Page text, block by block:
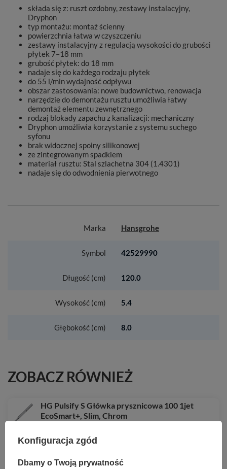
składa się z: ruszt ozdobny, zestawy instalacyjny,
Dryphon
typ montażu: montaż ścienny
powierzchnia łatwa w czyszczeniu
zestawy instalacyjny z regulacją wysokości do grubości
płytek 7–18 mm
grubość płytek: do 18 mm
nadaje się do każdego rodzaju płytek
do 55 l/min wydajność odpływu
obszar zastosowania: nowe budownictwo, renowacja
narzędzie do demontażu rusztu umożliwia łatwy
demontaż elementu zewnętrznego
rodzaj blokady zapachu z kanalizacji: mechaniczny
Dryphon umożliwia korzystanie z systemu suchego
syfonu
brak widocznej spoiny silikonowej
ze zintegrowanym spadkiem
materiał rusztu: Stal szlachetna 304 (1.4301)
nadaje się do odwodnienia pierwotnego
Marka Hansgrohe
Symbol 42529990
Długość (cm) 120.0
Wysokość (cm) 5.4
Głębokość (cm) 8.0
ZOBACZ RÓWNIEŻ
HG Pulsify S Główka prysznicowa 100 1jet
EcoSmart+, Slim, Chrom
HG AddStoris Q Półka na ręczniki z wieszakiem,
Konfiguracja zgód
Dbamy o Twoją prywatność